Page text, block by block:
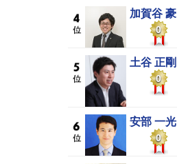
加賀谷 豪
0
土谷 正剛
0
安部 一光
0